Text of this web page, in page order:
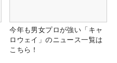
今年も男女プロが強い「キャ
ロウェイ」のニュース一覧は
こちら！